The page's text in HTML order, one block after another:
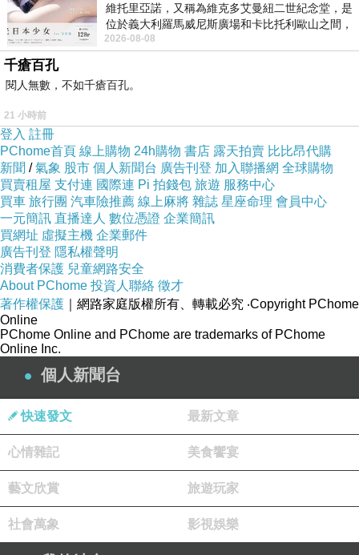
維托里亞諾，又稱為維克多艾曼紐二世紀念堂，是
位於義大利羅馬威尼斯廣場和卡比托利歐山之間，
用以紀念統一義大利統一後的的第一位國
2026-08-08
千瘡百孔
閱人無數，不如千瘡百孔。
21 小時前
登入 註冊
PChome首頁 線上購物 24h購物 書店 露天拍賣 比比昂代購
新聞 /氣象 股市 個人新聞台 廣告刊登 加入聯播網 全球購物
買賣租屋 支付連 國際連 Pi 拍錢包 旅遊 服務中心
買車 旅行團 汽車險推薦 線上麻將 雜誌 星座命理 會員中心
一元簡訊 直播達人 數位憑證 企業簡訊
買網址 虛擬主機 企業郵件
廣告刊登 隱私權聲明
消費者保護 兒童網路安全
About PChome 投資人聯絡 徵才
著作權保護 ｜網路家庭版權所有、轉載必究 ‧Copyright PChome
Online
PChome Online and PChome are trademarks of PChome
Online Inc.
個人新聞台
快速發文 最新文章
心情雜記 美食饗宴
藝文欣賞 旅遊玩家
社會萬象 影視娛樂